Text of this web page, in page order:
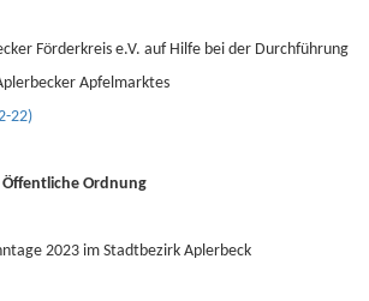
Förderkreis e.V. auf Hilfe bei der Durchführung
Apfelmarktes
22)
Ordnung
2023 im Stadtbezirk Aplerbeck